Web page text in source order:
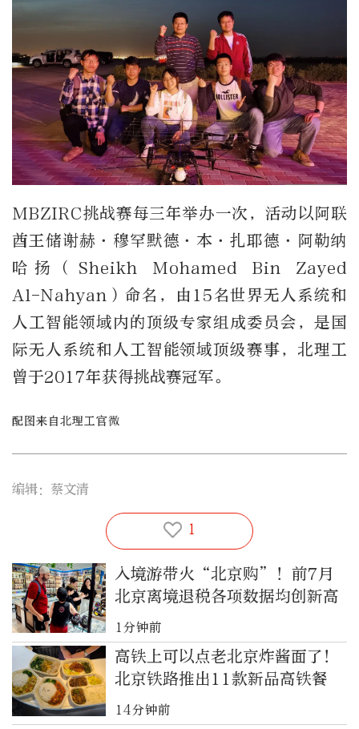
MBZIRC挑战赛每三年举办一次，活动以阿联
酋王储谢赫·穆罕默德·本·扎耶德·阿勒纳
哈扬（Sheikh Mohamed Bin Zayed
Al-Nahyan）命名，由15名世界无人系统和
人工智能领域内的顶级专家组成委员会，是国
际无人系统和人工智能领域顶级赛事，北理工
曾于2017年获得挑战赛冠军。
配图来自北理工官微
编辑：蔡文清
1
入境游带火“北京购”！前7月
北京离境退税各项数据均创新高
1分钟前
高铁上可以点老北京炸酱面了！
北京铁路推出11款新品高铁餐
14分钟前